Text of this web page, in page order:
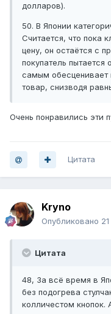
долларов).
50. В Японии
Считается, что пока
цену, он остаётся с
покупатель пытается
самым обесценивает
товар, снизводя
Очень понравились эти
Цитата
Kryno
Опубликовано
Цитата
48, За всё время в
без подогрева
колличестом кнопок.